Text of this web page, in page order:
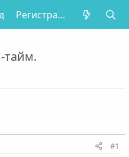
Регистрация
тайм.
#1